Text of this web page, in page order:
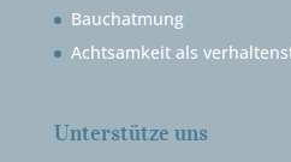
Bauchatmung
Achtsamkeit als
Unterstütze uns